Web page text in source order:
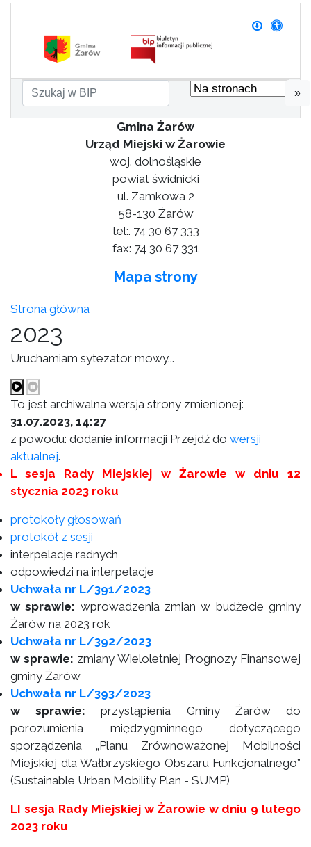
»
Gmina Żarów
Urząd Miejski w Żarowie
woj. dolnośląskie
powiat świdnicki
ul. Zamkowa 2
58-130 Żarów
tel:. 74 30 67 333
fax: 74 30 67 331
Mapa strony
Strona główna
2023
Uruchamiam sytezator mowy...
To jest archiwalna wersja strony zmienionej:
31.07.2023, 14:27
z powodu: dodanie informacji Przejdź do wersji
aktualnej.
L sesja Rady Miejskiej w Żarowie w dniu 12
stycznia 2023 roku
protokoły głosowań
protokół z sesji
interpelacje radnych
odpowiedzi na interpelacje
Uchwała nr L/391/2023
w sprawie: wprowadzenia zmian w budżecie gminy
Żarów na 2023 rok
Uchwała nr L/392/2023
w sprawie: zmiany Wieloletniej Prognozy Finansowej
gminy Żarów
Uchwała nr L/393/2023
w sprawie:przystąpienia Gminy Żarów do
porozumienia międzygminnego dotyczącego
sporządzenia „Planu Zrównoważonej Mobilności
Miejskiej dla Wałbrzyskiego Obszaru Funkcjonalnego”
(Sustainable Urban Mobility Plan - SUMP)
LI sesja Rady Miejskiej w Żarowie w dniu 9 lutego
2023 roku